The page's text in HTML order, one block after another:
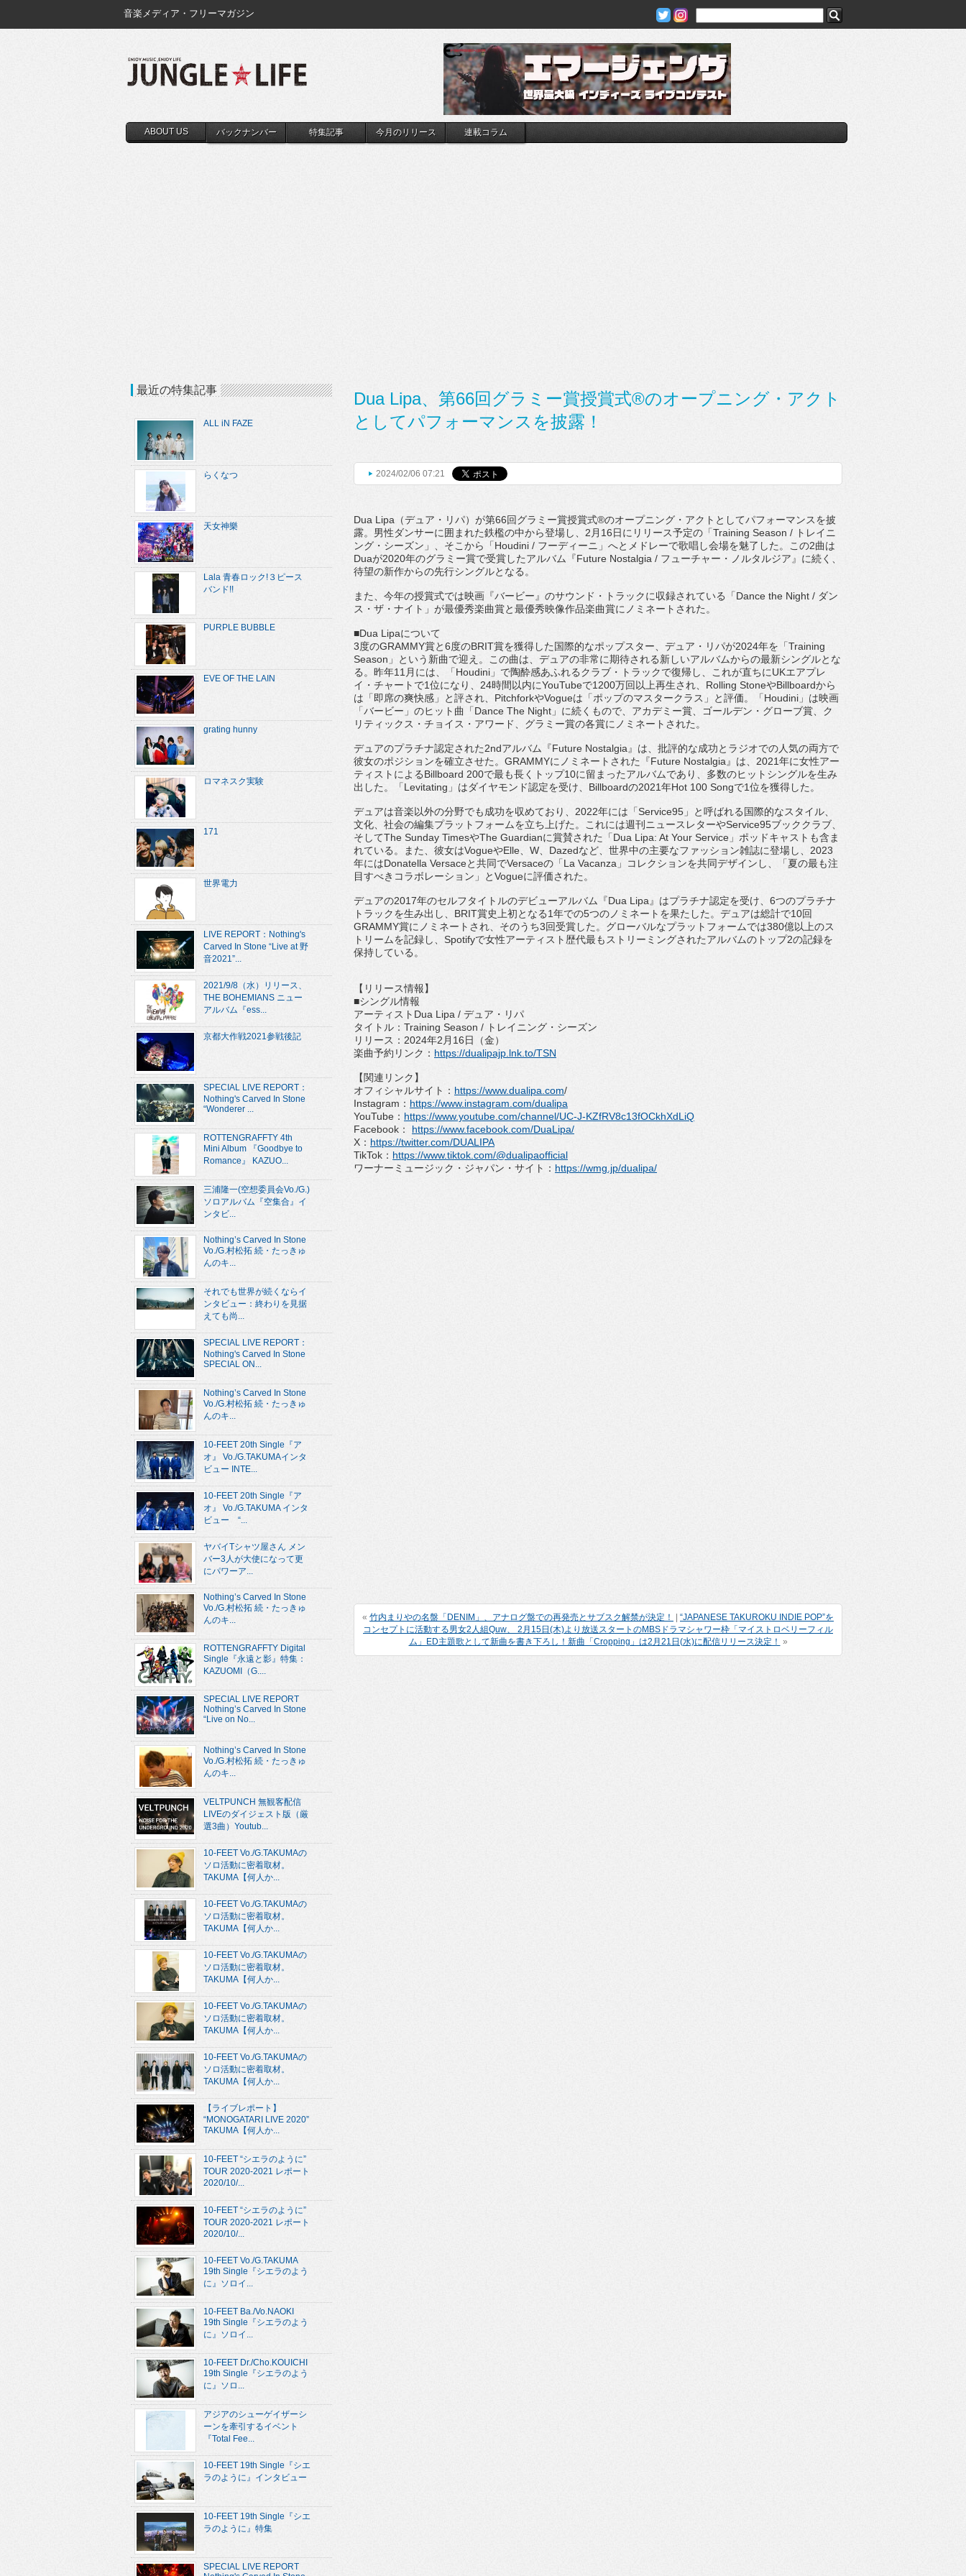
音楽メディア・フリーマガジン
ABOUT US バックナンバー 特集記事 今月のリリース 連載コラム
Dua Lipa、第66回グラミー賞授賞式®のオープニング・アクト
としてパフォーマンスを披露！
2024/02/06 07:21
Dua Lipa（デュア・リパ）が第66回グラミー賞授賞式®のオープニング・アクトとしてパフォーマンスを披
露。 男性ダンサーに囲まれた鉄檻の中から登場し、 2月16日にリリース予定の「Training Season / トレイニ
ング・シーズン」、そこから「Houdini / フーディーニ」へとメドレーで歌唱し会場を魅了した。
この2曲は
Duaが2020年のグラミー賞で受賞したアルバム『Future Nostalgia / フューチャー・ノルタルジア』に続く、
待望の新作からの先行シングルとなる。
また、今年の授賞式では映画『バービー』のサウンド・
トラックに収録されている「Dance the Night / ダン
ス・ザ・ナイト」 が最優秀楽曲賞と最優秀映像作品楽曲賞にノミネートされた。
■Dua Lipaについて
3度のGRAMMY賞と6度のBRIT賞を獲得した国際的なポップスター、デュア・リパが2024年を「Training
Season」という新曲で迎え。この曲は、 デュアの非常に期待される新しいアルバムからの最新シングルとな
る。昨年11月には、「Houdini」 で陶酔感あふれるクラブ・トラックで復帰し、
これが直ちにUKエアプレ
イ・チャートで1位になり、 24時間以内にYouTubeで1200万回以上再生され、 Rolling StoneやBillboardから
は「即席の爽快感」
と評され、PitchforkやVogueは「ポップのマスタークラス」と評価。「Houdini」は映画
「バービー」のヒット曲「Dance The Night」に続くもので、アカデミー賞、ゴールデン・ グローブ賞、ク
リティックス・チョイス・アワード、 グラミー賞の各賞にノミネートされた。
デュアのプラチナ認定された2ndアルバム『Future Nostalgia』は、 批評的な成功とラジオでの人気の両方で
彼女のポジションを確立させた。GRAMMYにノミネートされた『Future Nostalgia』は、 2021年に女性アー
ティストによるBillboard 200で最も長くトップ10に留まったアルバムであり、 多数のヒットシングルを生み
出した。「Levitating」 はダイヤモンド認定を受け、 Billboardの2021年Hot 100 Songで1位を獲得した。
デュアは音楽以外の分野でも成功を収めており、2022年には「Service95」と呼ばれる国際的なスタイル、
文化、 社会の編集プラットフォームを立ち上げた。
これには週刊ニュースレターやService95ブッククラブ、
そしてThe Sunday TimesやThe Guardianに賞賛された「Dua Lipa: At Your Service」ポッドキャストも含ま
れている。また、 彼女はVogueやElle、W、Dazedなど、 世界中の主要なファッション雑誌に登場し、 2023
年にはDonatella Versaceと共同でVersaceの「La Vacanza」コレクションを共同デザインし、「夏の最も注
目すべきコラボレーション」
とVogueに評価された。
デュアの2017年のセルフタイトルのデビューアルバム『Dua Lipa』はプラチナ認定を受け、 6つのプラチナ
トラックを生み出し、 BRIT賞史上初となる1年での5つのノミネートを果たした。 デュアは総計で10回
GRAMMY賞にノミネートされ、 そのうち3回受賞した。 グローバルなプラットフォームでは380億以上のス
トリームを記録し、 Spotifyで女性アーティスト歴代最もストリーミングされたアルバムのトップ2の記録を
保持している。
【リリース情報】
■シングル情報
アーティストDua Lipa / デュア・リパ
タイトル：Training Season / トレイニング・シーズン
リリース：2024年2月16日（金）
楽曲予約リンク： https://dualipajp.lnk. to/TSN
【関連リンク】
オフィシャルサイト： https://www.dualipa. com/
Instagram： https://www. instagram.com/dualipa
YouTube： https://www.youtube. com/channel/UC-J-KZfRV8c13fOCkhXdLiQ
Facebook： https://www.facebook.com/DuaLipa/
X： https://twitter.com/DUALIPA
TikTok： https://www.tiktok.com/@dualipaofficial
ワーナーミュージック・ジャパン・サイト： https://wmg.jp/dualipa/
« 竹内まりやの名盤「DENIM」、アナログ盤での再発売とサブスク解禁が決定！
“JAPANESE TAKUROKU INDIE POP”を
コンセプトに活動する男女2人組Quw、 2月15日(木)より放送スタートのMBSドラマシャワー枠「マイストロベリーフィル
ム」ED主題歌として新曲を書き下ろし！新曲「Cropping」は2月21日(水)に配信リリース決定！ »
最近の特集記事
ALL iN FAZE
らくなつ
天女神樂
Lala 青春ロック!３ピース
バンド!!
PURPLE BUBBLE
EVE OF THE LAIN
grating hunny
ロマネスク実験
171
世界電力
LIVE REPORT：Nothing's
Carved In Stone “Live at 野
音2021”...
2021/9/8（水）リリース、
THE BOHEMIANS ニュー
アルバム『ess...
京都大作戦2021参戦後記
SPECIAL LIVE REPORT：
Nothing's Carved In Stone
“Wonderer ...
ROTTENGRAFFTY 4th
Mini Album 『Goodbye to
Romance』 KAZUO...
三浦隆一(空想委員会Vo./G.)
ソロアルバム『空集合』イ
ンタビ...
Nothing’s Carved In Stone
Vo./G.村松拓 続・たっきゅ
んのキ...
それでも世界が続くならイ
ンタビュー：終わりを見据
えても尚...
SPECIAL LIVE REPORT：
Nothing's Carved In Stone
SPECIAL ON...
Nothing’s Carved In Stone
Vo./G.村松拓 続・たっきゅ
んのキ...
10-FEET 20th Single『ア
オ』 Vo./G.TAKUMAインタ
ビュー INTE...
10-FEET 20th Single『ア
オ』 Vo./G.TAKUMA インタ
ビュー “...
ヤバイTシャツ屋さん メン
バー3人が大使になって更
にパワーア...
Nothing’s Carved In Stone
Vo./G.村松拓 続・たっきゅ
んのキ...
ROTTENGRAFFTY Digital
Single『永遠と影』特集：
KAZUOMI（G....
SPECIAL LIVE REPORT
Nothing’s Carved In Stone
“Live on No...
Nothing’s Carved In Stone
Vo./G.村松拓 続・たっきゅ
んのキ...
VELTPUNCH 無観客配信
LIVEのダイジェスト版（厳
選3曲）Youtub...
10-FEET Vo./G.TAKUMAの
ソロ活動に密着取材。
TAKUMA【何人か...
10-FEET Vo./G.TAKUMAの
ソロ活動に密着取材。
TAKUMA【何人か...
10-FEET Vo./G.TAKUMAの
ソロ活動に密着取材。
TAKUMA【何人か...
10-FEET Vo./G.TAKUMAの
ソロ活動に密着取材。
TAKUMA【何人か...
10-FEET Vo./G.TAKUMAの
ソロ活動に密着取材。
TAKUMA【何人か...
【ライブレポート】
“MONOGATARI LIVE 2020”
TAKUMA【何人か...
10-FEET “シエラのように”
TOUR 2020-2021 レポート
2020/10/...
10-FEET “シエラのように”
TOUR 2020-2021 レポート
2020/10/...
10-FEET Vo./G.TAKUMA
19th Single『シエラのよう
に』ソロイ...
10-FEET Ba./Vo.NAOKI
19th Single『シエラのよう
に』ソロイ...
10-FEET Dr./Cho.KOUICHI
19th Single『シエラのよう
に』ソロ...
アジアのシューゲイザーシ
ーンを牽引するイベント
『Total Fee...
10-FEET 19th Single『シエ
ラのように』インタビュー
10-FEET 19th Single『シエ
ラのように』特集
SPECIAL LIVE REPORT